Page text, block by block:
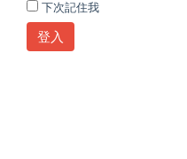
下次記住我
登入